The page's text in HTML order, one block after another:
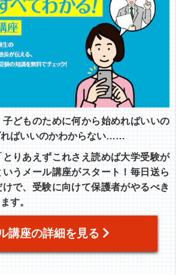
どものために何から始めればいいの
ればいいのかわからない……
りあえずこれさえ読めば大学受験が
うメール講座がスタート！毎日送ら
で、受験に向けて保護者がやるべき
す。
講座の詳細を見る